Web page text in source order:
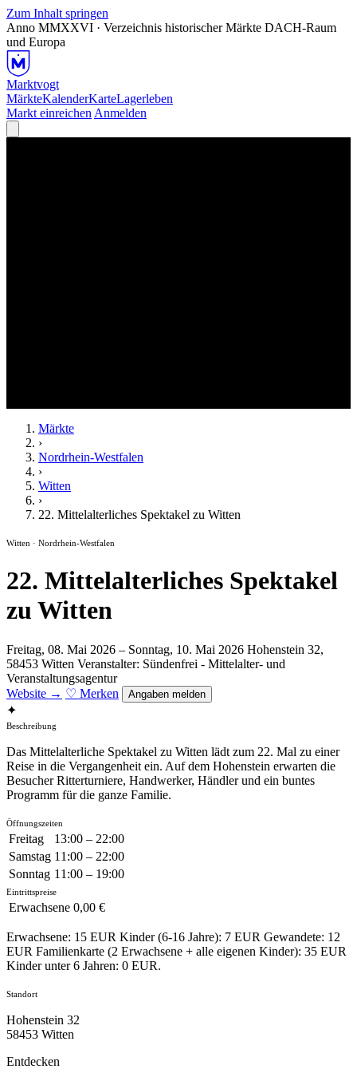
Zum Inhalt springen
Anno MMXXVI · Verzeichnis historischer Märkte DACH-Raum
und Europa
Marktvogt
MärkteKalenderKarteLagerleben
Markt einreichen Anmelden
Märkte
›
Nordrhein-Westfalen
›
Witten
›
22. Mittelalterliches Spektakel zu Witten
Witten · Nordrhein-Westfalen
22. Mittelalterliches Spektakel
zu Witten
Freitag, 08. Mai 2026 – Sonntag, 10. Mai 2026 Hohenstein 32,
58453 Witten Veranstalter: Sündenfrei - Mittelalter- und
Veranstaltungsagentur
Website → ♡ Merken Angaben melden
✦
Beschreibung
Das Mittelalterliche Spektakel zu Witten lädt zum 22. Mal zu einer
Reise in die Vergangenheit ein. Auf dem Hohenstein erwarten die
Besucher Ritterturniere, Handwerker, Händler und ein buntes
Programm für die ganze Familie.
Öffnungszeiten
Freitag
13:00 – 22:00
Samstag 11:00 – 22:00
Sonntag 11:00 – 19:00
Eintrittspreise
Erwachsene 0,00 €
Erwachsene: 15 EUR Kinder (6-16 Jahre): 7 EUR Gewandete: 12
EUR Familienkarte (2 Erwachsene + alle eigenen Kinder): 35 EUR
Kinder unter 6 Jahren: 0 EUR.
Standort
Hohenstein 32
58453 Witten
Entdecken